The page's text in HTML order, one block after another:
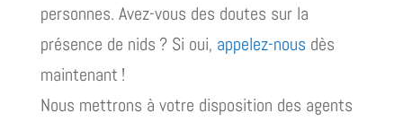
personnes. Avez-vous des doutes sur la
présence de nids ? Si oui, appelez-nous dès
maintenant !
Nous mettrons à votre disposition des agents